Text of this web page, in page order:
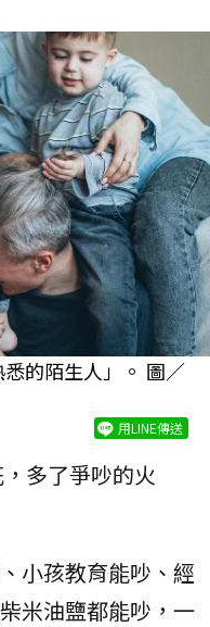
的陌生人」。 圖／
用LINE傳送
多了爭吵的火
小孩教育能吵、經
米油鹽都能吵，一